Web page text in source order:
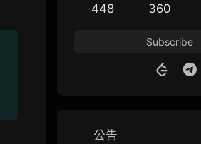
448 360
Subscribe
公告